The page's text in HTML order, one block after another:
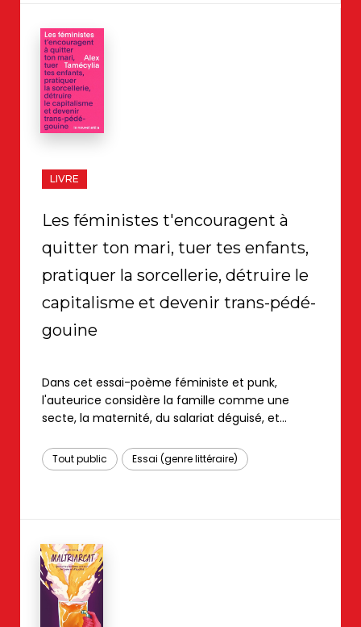
LIVRE
Les féministes t'encouragent à
quitter ton mari, tuer tes enfants,
pratiquer la sorcellerie, détruire le
capitalisme et devenir trans-pédé-
gouine
Dans cet essai-poème féministe et punk,
l'auteurice considère la famille comme une
secte, la maternité, du salariat déguisé, et
capitalisme. Iel aborde également la violence, le
militantisme, l'amour, la sexualité, la création,
Tout public Essai (genre littéraire)